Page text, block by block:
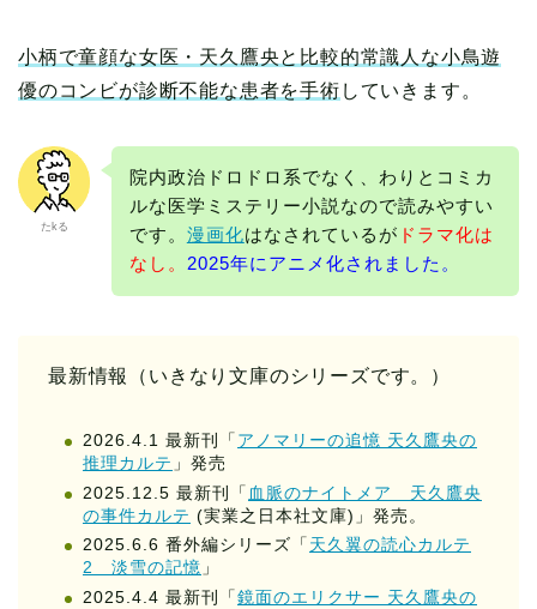
小柄で童顔な女医・天久鷹央と比較的常識人な小鳥遊
優のコンビが診断不能な患者を手術 していきます。
たkる
院内政治ドロドロ系でなく、わりとコミカ
ルな医学ミステリー小説なので読みやすい
です。 漫画化はなされているが ドラマ化は
なし。 2025年にアニメ化されました。
最新情報（いきなり文庫のシリーズです。）
2026.4.1 最新刊「 アノマリーの追憶 天久鷹央の
推理カルテ 」発売
2025.12.5 最新刊「 血脈のナイトメア 天久鷹央
の事件カルテ (実業之日本社文庫)」発売。
2025.6.6 番外編シリーズ「 天久翼の読心カルテ
2 淡雪の記憶 」
2025.4.4 最新刊「鏡面のエリクサー 天久鷹央の